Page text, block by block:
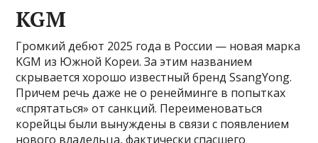
KGM
Громкий дебют 2025 года в России — новая марка
KGM из Южной Кореи. За этим названием
скрывается хорошо известный бренд SsangYong.
Причем речь даже не о ренейминге в попытках
«спрятаться» от санкций. Переименоваться
корейцы были вынуждены в связи с появлением
нового владельца, фактически спасшего